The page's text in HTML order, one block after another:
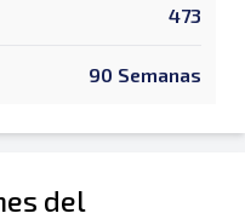
473
90 Semanas
del